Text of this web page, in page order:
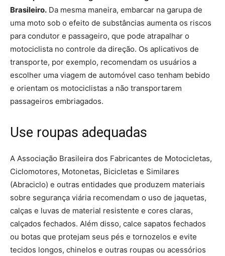
Brasileiro. Da mesma maneira, embarcar na garupa de
uma moto sob o efeito de substâncias aumenta os riscos
para condutor e passageiro, que pode atrapalhar o
motociclista no controle da direção. Os aplicativos de
transporte, por exemplo, recomendam os usuários a
escolher uma viagem de automóvel caso tenham bebido
e orientam os motociclistas a não transportarem
passageiros embriagados.
Use roupas adequadas
A Associação Brasileira dos Fabricantes de Motocicletas,
Ciclomotores, Motonetas, Bicicletas e Similares
(Abraciclo) e outras entidades que produzem materiais
sobre segurança viária recomendam o uso de jaquetas,
calças e luvas de material resistente e cores claras,
calçados fechados. Além disso, calce sapatos fechados
ou botas que protejam seus pés e tornozelos e evite
tecidos longos, chinelos e outras roupas ou acessórios